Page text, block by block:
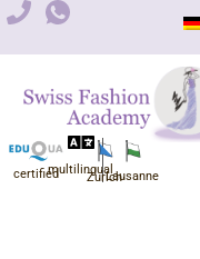
Salta
conteúdo
certifiedmultilingual
ZurichLausanne